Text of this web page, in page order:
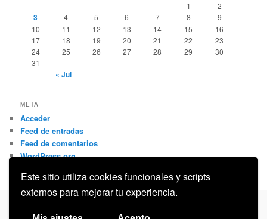
Este sitio utiliza cookies funcionales y scripts
externos para mejorar tu experiencia.
1 2
3 4 5 6 7 8
9
10
11 12 13 14 15
16
17
18 19 20 21 22
23
24
25 26 27 28 29
30
31
« Jul
META
Acceder
Feed de entradas
Feed de comentarios
WordPress.org
Privacidad Funciona gracias a WordPress